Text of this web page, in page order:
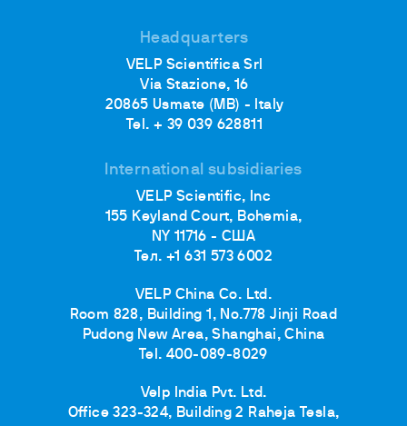
Headquarters
VELP Scientifica Srl
Via Stazione, 16
20865 Usmate (MB) - Italy
Tel. + 39 039 628811
International subsidiaries
VELP Scientific, Inc
155 Keyland Court, Bohemia,
NY 11716 - США
Тел. +1 631 573 6002
VELP China Co. Ltd.
Room 828, Building 1, No.778 Jinji Road
Pudong New Area, Shanghai, China
Tel. 400-089-8029
Velp India Pvt. Ltd.
Office 323-324, Building 2 Raheja Tesla,